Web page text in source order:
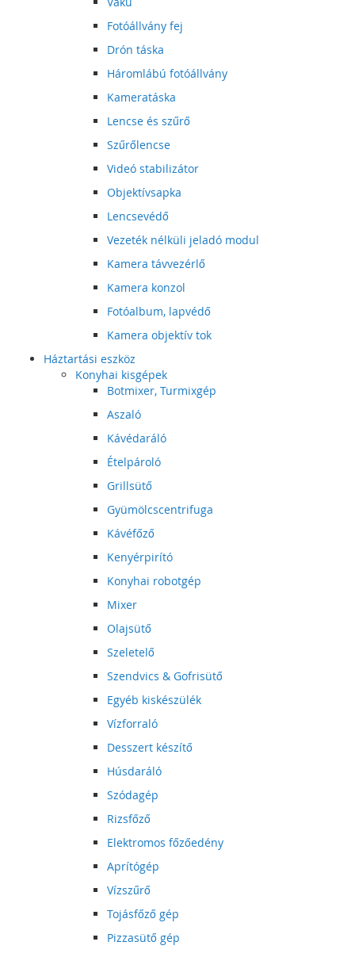
Fotóállvány fej
Drón táska
Háromlábú fotóállvány
Kameratáska
Lencse és szűrő
Szűrőlencse
Videó stabilizátor
Objektívsapka
Lencsevédő
Vezeték nélküli jeladó modul
Kamera távvezérlő
Kamera konzol
Fotóalbum, lapvédő
Kamera objektív tok
Háztartási eszköz
Konyhai kisgépek
Botmixer, Turmixgép
Aszaló
Kávédaráló
Ételpároló
Grillsütő
Gyümölcscentrifuga
Kávéfőző
Kenyérpirító
Konyhai robotgép
Mixer
Olajsütő
Szeletelő
Szendvics & Gofrisütő
Egyéb kiskészülék
Vízforraló
Desszert készítő
Húsdaráló
Szódagép
Rizsfőző
Elektromos főzőedény
Aprítógép
Vízszűrő
Tojásfőző gép
Pizzasütő gép